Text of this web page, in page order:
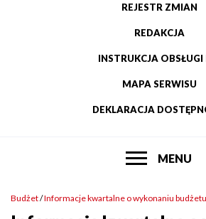
REJESTR ZMIAN
REDAKCJA
INSTRUKCJA OBSŁUGI
MAPA SERWISU
DEKLARACJA
menu
serwisu
POKAŻ
MENU
Ścieżka
Budżet Informacje kwartalne o wykonaniu budżetu